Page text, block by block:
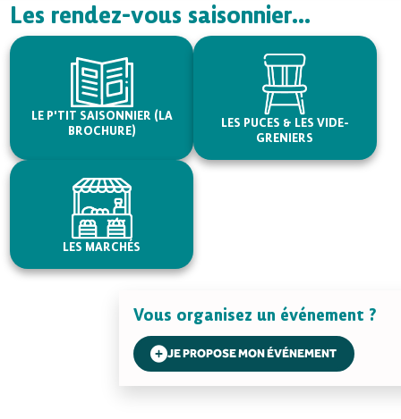
Les rendez-vous saisonnier...
LE P'TIT SAISONNIER (LA
BROCHURE)
LES PUCES & LES VIDE-
GRENIERS
LES MARCHÉS
Vous organisez un événement ?
JE PROPOSE MON ÉVÉNEMENT